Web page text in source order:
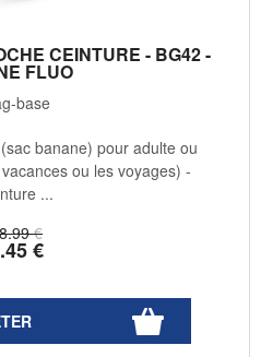
CEINTURE - BG42 -
FLUO
base
.99 €
.45€
banane) pour adulte ou
ou les voyages) -
...